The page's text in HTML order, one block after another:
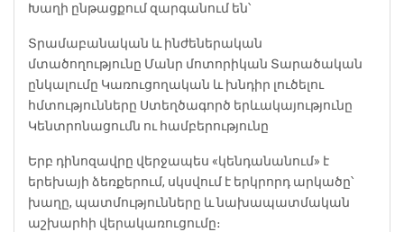
Խաղի ընթացքում զարգանում են՝
Տրամաբանական և ինժեներական
մտածողությունը Մանր մոտորիկան Տարածական
ընկալումը Կառուցողական և խնդիր լուծելու
հմտությունները Ստեղծագործ երևակայությունը
Կենտրոնացումն ու համբերությունը
Երբ դինոզավրը վերջապես «կենդանանում» է
երեխայի ձեռքերում, սկսվում է երկրորդ արկածը՝
խաղը, պատմությունները և նախապատմական
աշխարհի վերակառուցումը։